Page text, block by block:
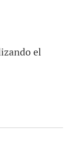
el